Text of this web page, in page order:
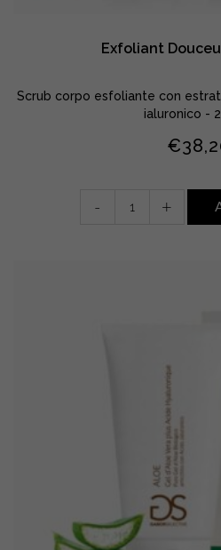
Exfoliant
Scrub corpo esfoliante con
ialuronico -
€
- +